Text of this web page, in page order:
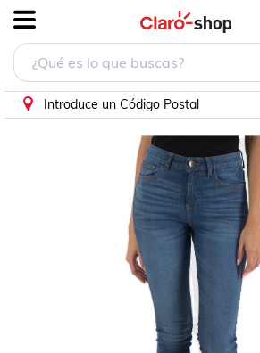
Introduce un Código Postal
Jeans para Mujer